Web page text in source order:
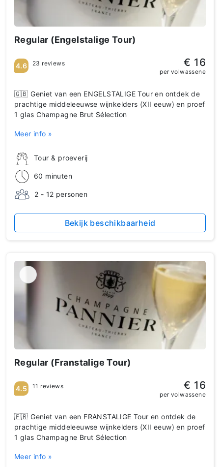
Regular (Engelstalige Tour)
Tour & proeverij
60 minuten
2 - 12 personen
🇬🇧 Geniet van een ENGELSTALIGE Tour en ontdek de
prachtige middeleeuwse wijnkelders (XII eeuw) en proef
1 glas Champagne Brut Sélection
Meer info »
4.6 23 reviews € 16
per volwassene
Bekijk beschikbaarheid
Regular (Franstalige Tour)
🇫🇷 Geniet van een FRANSTALIGE Tour en ontdek de
prachtige middeleeuwse wijnkelders (XII eeuw) en proef
1 glas Champagne Brut Sélection
Meer info »
4.5 11 reviews € 16
per volwassene